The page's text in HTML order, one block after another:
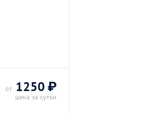
от 1250 ₽
цена за сутки